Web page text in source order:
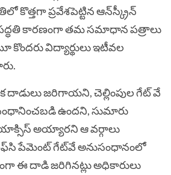
కొత్తగా ప్రవేశపెట్టిన ఆన్‌స్క్రీన్‌
కారణంగా తమ సమాధాన పత్రాలు
విద్యార్థులు ఇటీవల
దాడులు జరిగాయని, చెల్లింపుల గేట్ వే
ఉందని, సుమారు
యాక్సిస్ అయ్యారని ఆ వర్గాలు
పేమెంట్ గేట్‌వే అనుసంధానంలో
ఈ దాడి జరిగినట్లు అధికారులు